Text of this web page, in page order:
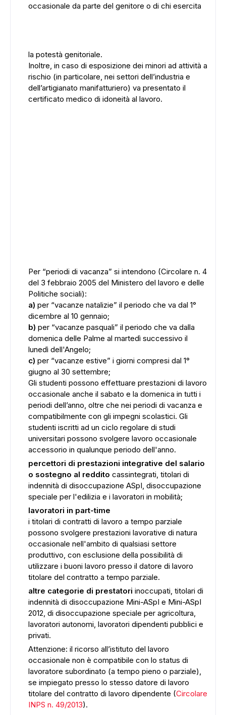
occasionale da parte del genitore o di chi esercita
la potestà genitoriale.
Inoltre, in caso di esposizione dei minori ad attività a
rischio (in particolare, nei settori dell’industria e
dell’artigianato manifatturiero) va presentato il
certificato medico di idoneità al lavoro.
Per “periodi di vacanza” si intendono (Circolare n. 4
del 3 febbraio 2005 del Ministero del lavoro e delle
Politiche sociali):
a) per “vacanze natalizie” il periodo che va dal 1°
dicembre al 10 gennaio;
b) per “vacanze pasquali” il periodo che va dalla
domenica delle Palme al martedì successivo il
lunedì dell'Angelo;
c) per “vacanze estive” i giorni compresi dal 1°
giugno al 30 settembre;
Gli studenti possono effettuare prestazioni di lavoro
occasionale anche il sabato e la domenica in tutti i
periodi dell’anno, oltre che nei periodi di vacanza e
compatibilmente con gli impegni scolastici. Gli
studenti iscritti ad un ciclo regolare di studi
universitari possono svolgere lavoro occasionale
accessorio in qualunque periodo dell'anno.
percettori di prestazioni integrative del salario
o sostegno al reddito cassintegrati, titolari di
indennità di disoccupazione ASpI, disoccupazione
speciale per l'edilizia e i lavoratori in mobilità;
lavoratori in part-time
i titolari di contratti di lavoro a tempo parziale
possono svolgere prestazioni lavorative di natura
occasionale nell'ambito di qualsiasi settore
produttivo, con esclusione della possibilità di
utilizzare i buoni lavoro presso il datore di lavoro
titolare del contratto a tempo parziale.
altre categorie di prestatori inoccupati, titolari di
indennità di disoccupazione Mini-ASpI e Mini-ASpI
2012, di disoccupazione speciale per agricoltura,
lavoratori autonomi, lavoratori dipendenti pubblici e
privati.
Attenzione: il ricorso all’istituto del lavoro
occasionale non è compatibile con lo status di
lavoratore subordinato (a tempo pieno o parziale),
se impiegato presso lo stesso datore di lavoro
titolare del contratto di lavoro dipendente (Circolare
INPS n. 49/2013).